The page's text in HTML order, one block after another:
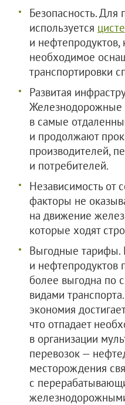
Безопасность. Для
используется
и нефтепродуктов,
необходимое
транспортировки
Развитая
Железнодорожные
в самые
и продолжают
производителей,
и потребителей.
Независимость от
факторы не
на движение
которые ходят
Выгодные тарифы.
и нефтепродуктов
более выгодна по
видами
экономия
что отпадает
в организации
перевозок —
месторождения
с